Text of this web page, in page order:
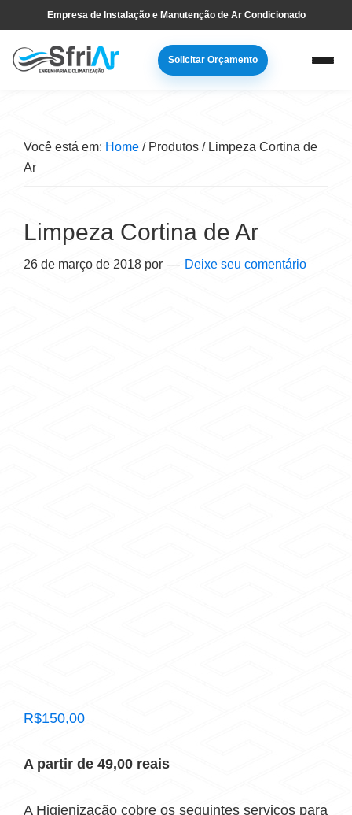
para
navegação
to
main
Empresa de Instalação e Manutenção de Ar Condicionado
Solicitar Orçamento
Você está em: Home /Produtos /Limpeza Cortina de
Ar
Limpeza Cortina de Ar
26 de março de 2018 por Deixe seu comentário
R$150,00
A partir de 49,00 reais
A Higienização cobre os seguintes serviços para